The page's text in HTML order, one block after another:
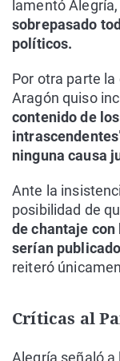
lamentó
sobrepasado
políticos.
Por otra parte
Aragón quiso
contenido de
intrascendentes
ninguna causa
Ante la
posibilidad de
de chantaje
serían
reiteró
Críticas al
Alegría señaló a